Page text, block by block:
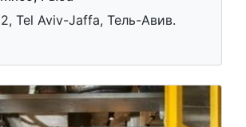
Tel Aviv-Jaffa, Тель-Авив.